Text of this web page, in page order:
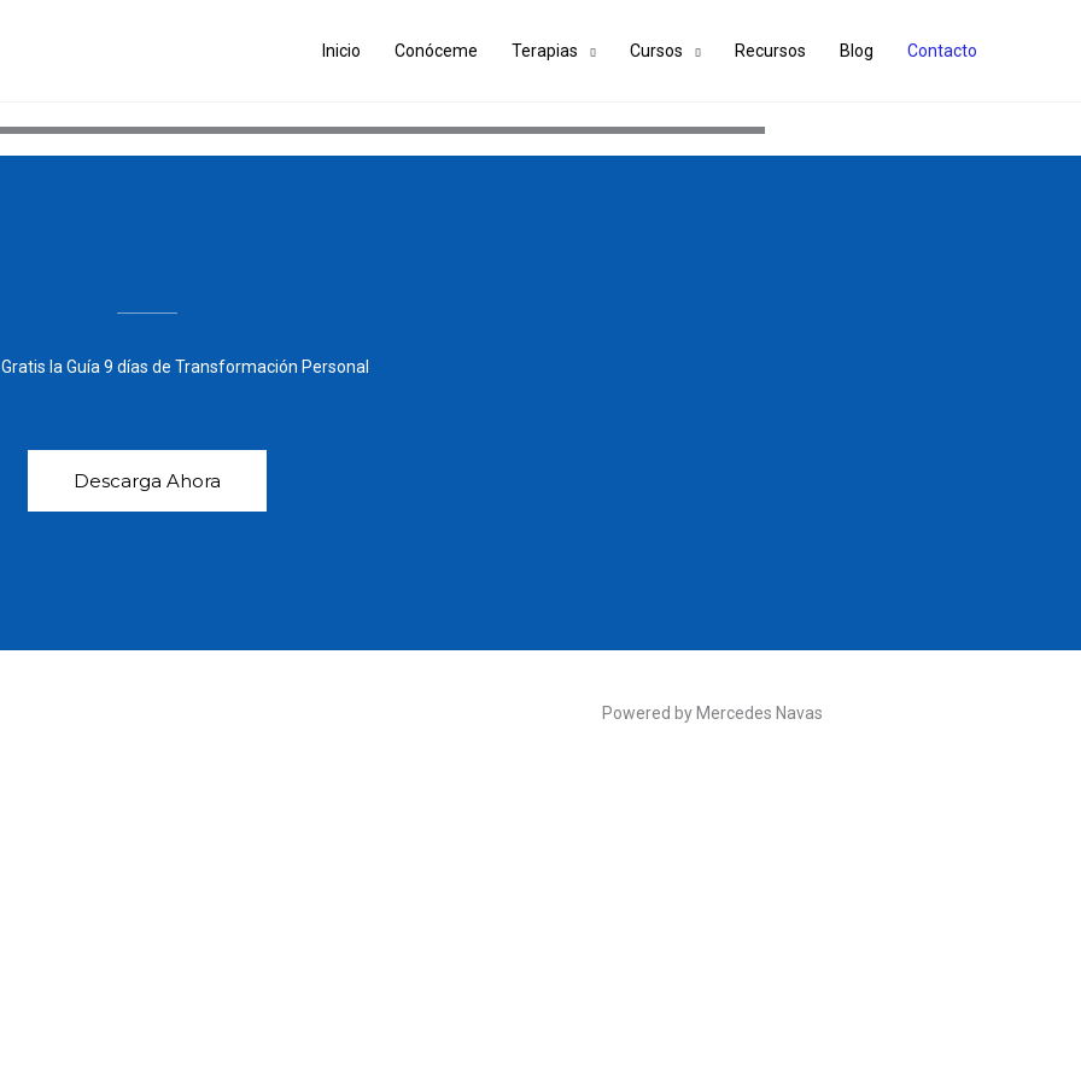
Inicio Conóceme Terapias Cursos Recursos Blog Contacto
la Guía 9 días de Transformación Personal
Descarga Ahora
Powered by Mercedes Navas